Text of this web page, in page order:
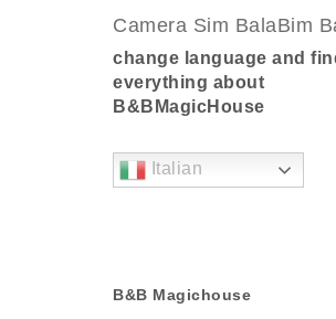
Camera Sim BalaBim
change language and
everything about
B&BMagicHouse
Italian
B&B Magichouse